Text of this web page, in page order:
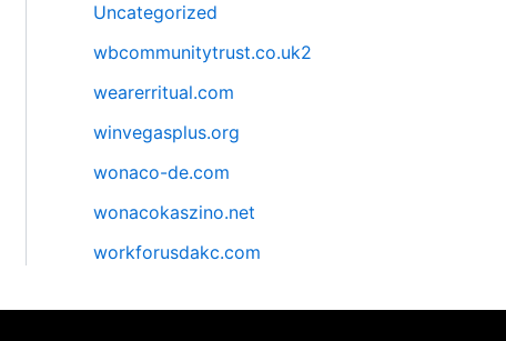
Uncategorized
wbcommunitytrust.co.uk2
wearerritual.com
winvegasplus.org
wonaco-de.com
wonacokaszino.net
workforusdakc.com